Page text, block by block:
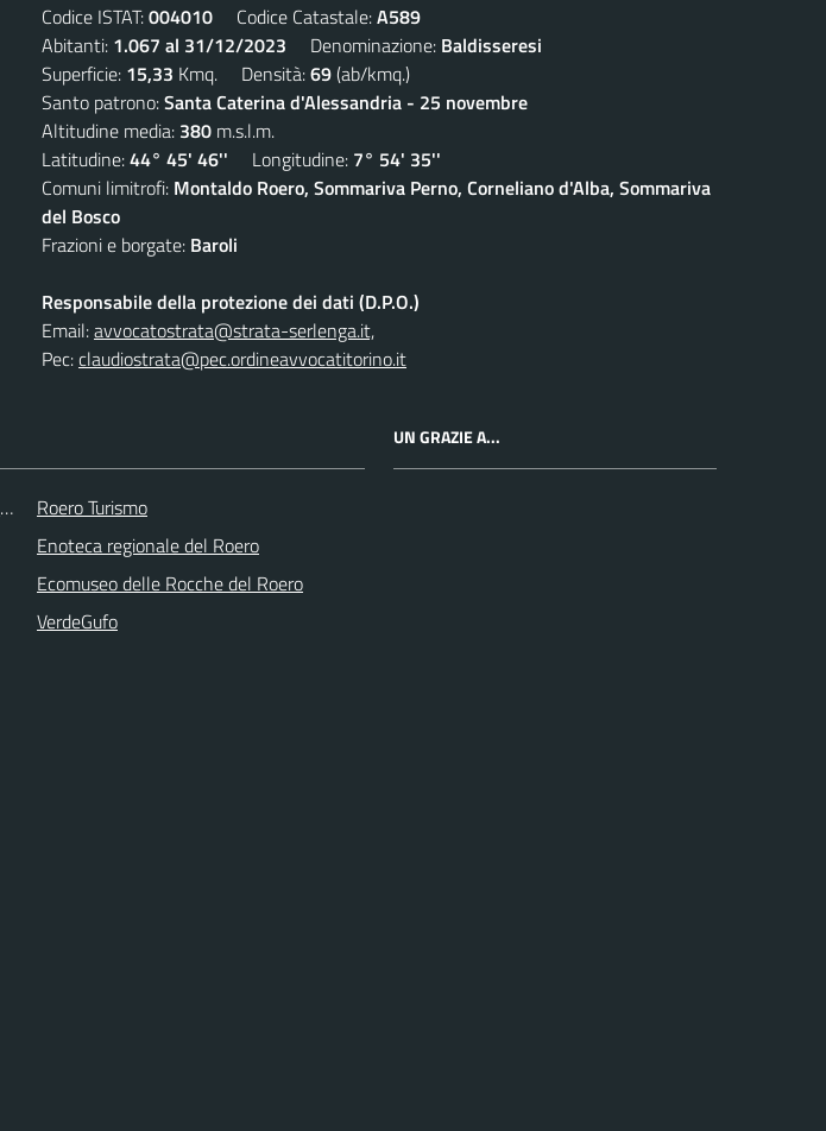
Codice ISTAT:004010 Codice Catastale:A589
Abitanti: 1.067 al 31/12/2023 Denominazione: Baldisseresi
Superficie: 15,33 Kmq. Densità:69(ab/kmq.)
Santo patrono:Santa Caterina d'Alessandria - 25 novembre
Altitudine media: 380 m.s.l.m.
Latitudine:44° 45' 46'' Longitudine: 7° 54' 35''
Comuni limitrofi: Montaldo Roero, Sommariva Perno, Corneliano d'Alba, Sommariva
del Bosco
Frazioni e borgate: Baroli
Responsabile della protezione dei dati (D.P.O.)
Email:avvocatostrata@strata-serlenga.it,
Pec:claudiostrata@pec.ordineavvocatitorino.it
i Servizi Idrici
Roero Turismo
Enoteca regionale del Roero
Ecomuseo delle Rocche del Roero
VerdeGufo
UN GRAZIE A...